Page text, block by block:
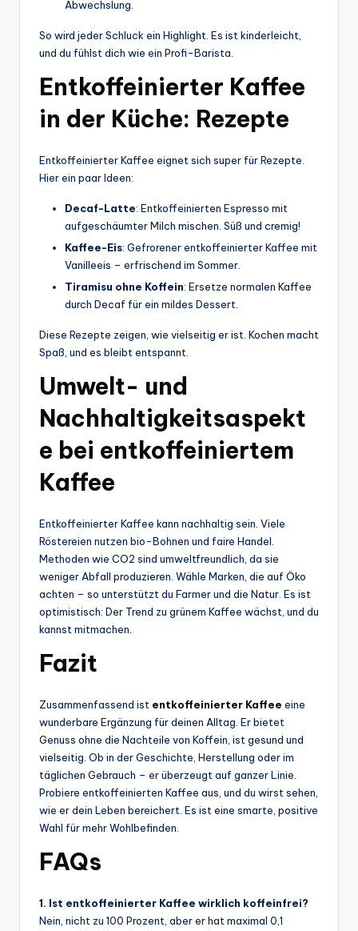
Abwechslung.
So wird jeder Schluck ein Highlight. Es ist kinderleicht,
und du fühlst dich wie ein Profi-Barista.
Entkoffeinierter Kaffee
in der Küche: Rezepte
Entkoffeinierter Kaffee eignet sich super für Rezepte.
Hier ein paar Ideen:
Decaf-Latte: Entkoffeinierten Espresso mit
aufgeschäumter Milch mischen. Süß und cremig!
Kaffee-Eis: Gefrorener entkoffeinierter Kaffee mit
Vanilleeis – erfrischend im Sommer.
Tiramisu ohne Koffein: Ersetze normalen Kaffee
durch Decaf für ein mildes Dessert.
Diese Rezepte zeigen, wie vielseitig er ist. Kochen macht
Spaß, und es bleibt entspannt.
Umwelt- und
Nachhaltigkeitsaspekt
e bei entkoffeiniertem
Kaffee
Entkoffeinierter Kaffee kann nachhaltig sein. Viele
Röstereien nutzen bio-Bohnen und faire Handel.
Methoden wie CO2 sind umweltfreundlich, da sie
weniger Abfall produzieren. Wähle Marken, die auf Öko
achten – so unterstützt du Farmer und die Natur. Es ist
optimistisch: Der Trend zu grünem Kaffee wächst, und du
kannst mitmachen.
Fazit
Zusammenfassend ist entkoffeinierter Kaffee eine
wunderbare Ergänzung für deinen Alltag. Er bietet
Genuss ohne die Nachteile von Koffein, ist gesund und
vielseitig. Ob in der Geschichte, Herstellung oder im
täglichen Gebrauch – er überzeugt auf ganzer Linie.
Probiere entkoffeinierten Kaffee aus, und du wirst sehen,
wie er dein Leben bereichert. Es ist eine smarte, positive
Wahl für mehr Wohlbefinden.
FAQs
1. Ist entkoffeinierter Kaffee wirklich koffeinfrei?
Nein, nicht zu 100 Prozent, aber er hat maximal 0,1